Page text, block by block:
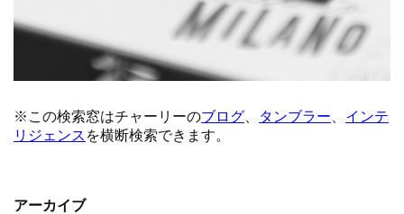
アーカイブ